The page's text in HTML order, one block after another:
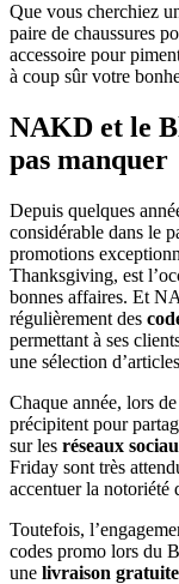
Que vous cherchiez
paire de chaussures
accessoire pour
à coup sûr votre
NAKD et le
pas manquer
Depuis quelques
considérable dans le
promotions
Thanksgiving, est
bonnes affaires. Et
régulièrement des
permettant à ses
une sélection
Chaque année, lors
précipitent pour
sur les réseaux
Friday sont très
accentuer la notoriété
Toutefois,
codes promo lors du
une livraison gratuite